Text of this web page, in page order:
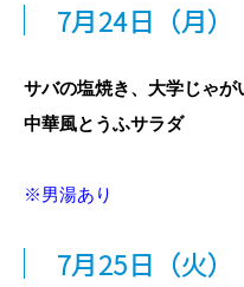
7月24日 （月）
サバの塩焼き、大学じゃが
中華風とうふサラダ
※男湯あり
7月25日 （火）